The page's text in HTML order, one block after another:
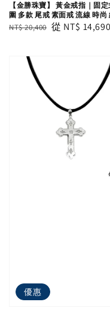
【金勝珠寶】 黃金戒指｜固
圍 多款 尾戒 素面戒 流線 時尚
Regular
NT$ 20,400 Sale
從 NT$ 14,690
優惠